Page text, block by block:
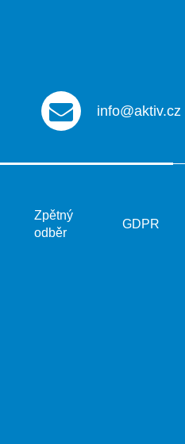
info@aktiv.cz
Zpětný
odběr
GDPR